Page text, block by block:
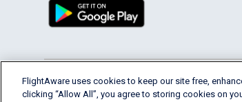
English (USA) 2026 FlightAware Terms
FlightAware uses cookies to keep our site free,
clicking “Allow All”, you agree to storing cookies on